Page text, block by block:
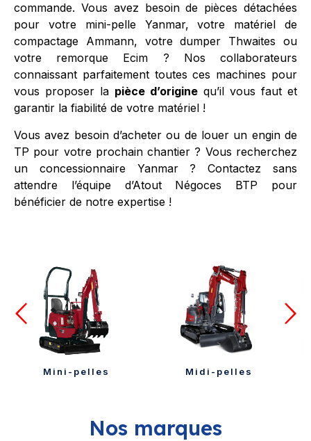
commande. Vous avez besoin de pièces détachées
pour votre mini-pelle Yanmar, votre matériel de
compactage Ammann, votre dumper Thwaites ou
votre remorque Ecim ? Nos collaborateurs
connaissant parfaitement toutes ces machines pour
vous proposer la pièce d’origine qu’il vous faut et
garantir la fiabilité de votre matériel !
Vous avez besoin d’acheter ou de louer un engin de
TP pour votre prochain chantier ? Vous recherchez
un concessionnaire Yanmar ? Contactez sans
attendre l’équipe d’Atout Négoces BTP pour
bénéficier de notre expertise !
Mini-pelles Midi-pelles
Nos marques